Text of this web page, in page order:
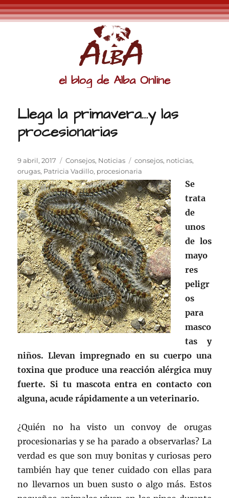
el blog de Alba Online
Llega la primavera…y las
procesionarias
Publicado
el
9 abril, 2017 Categorías
Consejos, Noticias Etiquetas
consejos, noticias,
orugas, Patricia Vadillo, procesionaria
Se
trata
de
unos
de los
mayo
res
peligr
os
para
masco
tas y
niños. Llevan impregnado en su cuerpo una
toxina que produce una reacción alérgica muy
fuerte. Si tu mascota entra en contacto con
alguna, acude rápidamente a un veterinario.
¿Quién no ha visto un convoy de orugas
procesionarias y se ha parado a observarlas? La
verdad es que son muy bonitas y curiosas pero
también hay que tener cuidado con ellas para
no llevarnos un buen susto o algo más. Estos